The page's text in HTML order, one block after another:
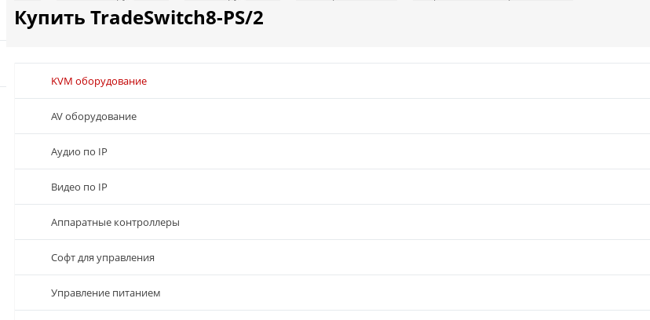
Купить TradeSwitch8-PS/2
KVM оборудование
AV оборудование
Аудио по IP
Видео по IP
Аппаратные контроллеры
Софт для управления
Управление питанием